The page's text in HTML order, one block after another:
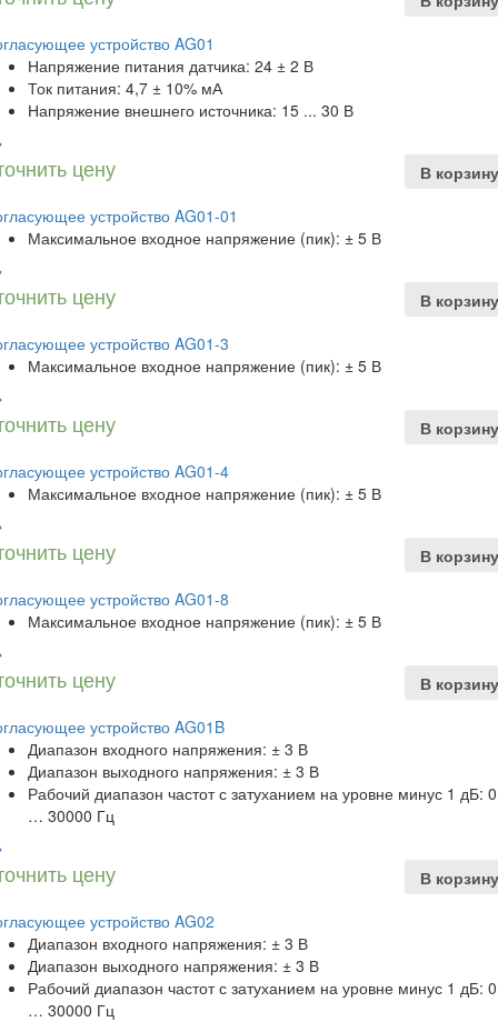
устройство AG01
Напряжение питания датчика: 24 ± 2 В
Ток питания: 4,7 ± 10% мА
Напряжение внешнего источника: 15 ... 30 В
В корзину
цену
устройство AG01-01
Максимальное входное напряжение (пик): ± 5 В
В корзину
цену
устройство AG01-3
Максимальное входное напряжение (пик): ± 5 В
В корзину
цену
устройство AG01-4
Максимальное входное напряжение (пик): ± 5 В
В корзину
цену
устройство AG01-8
Максимальное входное напряжение (пик): ± 5 В
В корзину
цену
устройство AG01B
Диапазон входного напряжения: ± 3 В
Диапазон выходного напряжения: ± 3 В
Рабочий диапазон частот с затуханием на уровне минус 1 дБ:
… 30000 Гц
В корзину
цену
устройство AG02
Диапазон входного напряжения: ± 3 В
Диапазон выходного напряжения: ± 3 В
Рабочий диапазон частот с затуханием на уровне минус 1 дБ:
… 30000 Гц